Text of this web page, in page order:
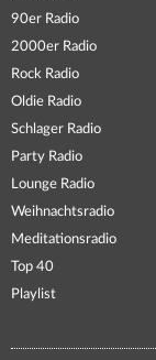
90er Radio
2000er Radio
Rock Radio
Oldie Radio
Schlager Radio
Party Radio
Lounge Radio
Weihnachtsradio
Meditationsradio
Top 40
Playlist